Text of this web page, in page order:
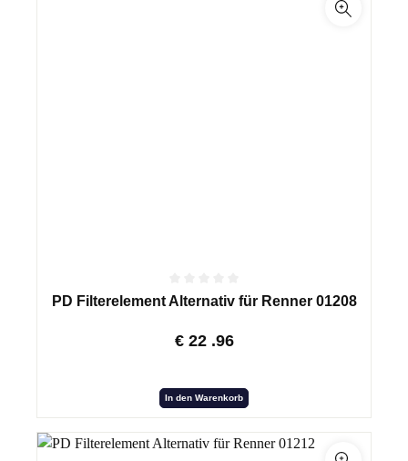
PD Filterelement Alternativ für Renner 01208
€ 22 .96
In den Warenkorb